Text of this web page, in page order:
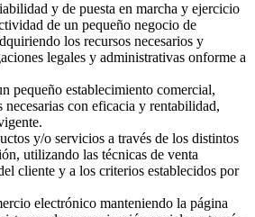
y de puesta en marcha y ejercicio
de un pequeño negocio de
los recursos necesarios y
legales y administrativas onforme a
pequeño establecimiento comercial,
necesarias con eficacia y rentabilidad,
y/o servicios a través de los distintos
utilizando las técnicas de venta
cliente y a los criterios establecidos por
electrónico manteniendo la página